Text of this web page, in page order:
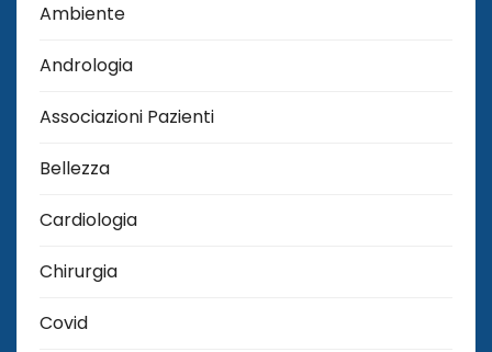
Ambiente
Andrologia
Associazioni Pazienti
Bellezza
Cardiologia
Chirurgia
Covid